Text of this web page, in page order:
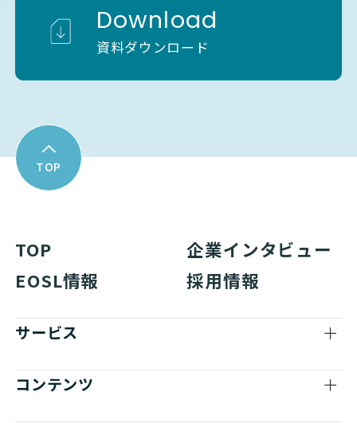
Download
資料ダウンロード
TOP
TOP
企業インタビュー
EOSL情報
採用情報
サービス
コンテンツ